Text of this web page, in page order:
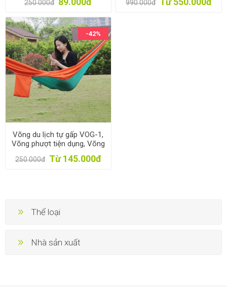
250.000đ 990.000đ
-42%
Võng du lịch tự gấp VOG-1,
Võng phượt tiện dụng, Võng
dã ngoại gia đình
250.000đ Từ 145.000đ
Thể loại
Nhà sản xuất